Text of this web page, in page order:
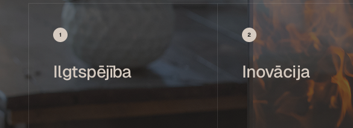
1
Ilgtspējība
2
Inovācija